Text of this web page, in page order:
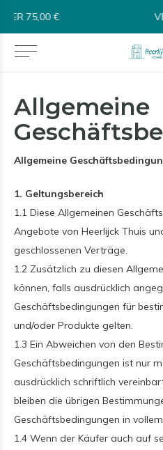
VERSAND
Allgemeine
Allgemeine
1. Geltungsbereich
1.1 Diese Allgemeinen
Angebote von Heerlijck Thuis
geschlossenen Verträge.
1.2 Zusätzlich zu diesen
können, falls ausdrücklich
Geschäftsbedingungen für
und/oder Produkte gelten.
1.3 Ein Abweichen von den
Geschäftsbedingungen ist nur
ausdrücklich schriftlich
bleiben die übrigen
Geschäftsbedingungen in
1.4 Wenn der Käufer auch auf